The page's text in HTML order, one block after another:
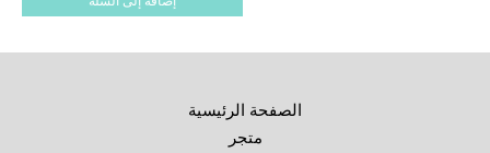
الصفحة الرئيسية
متجر